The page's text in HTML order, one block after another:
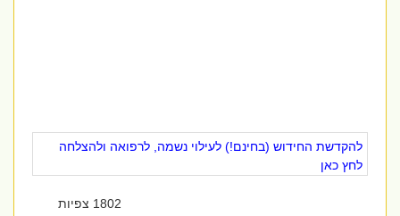
להקדשת החידוש (בחינם!) לעילוי נשמה, לרפואה ולהצלחה
לחץ כאן
1802 צפיות